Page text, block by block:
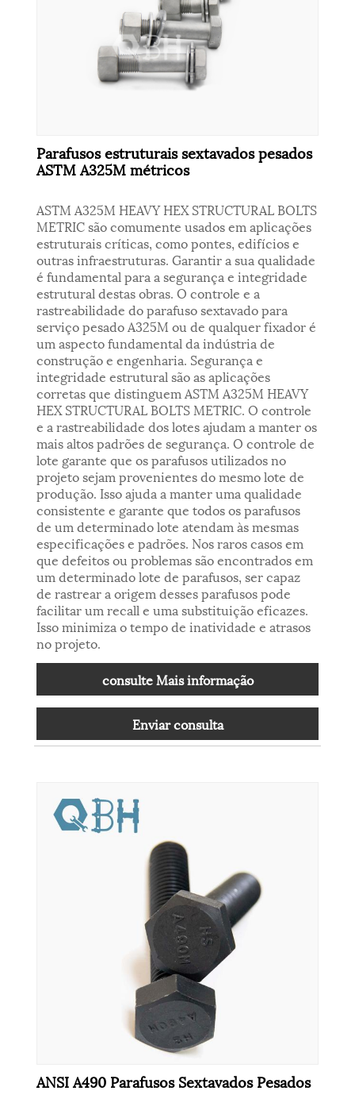
Parafusos estruturais sextavados pesados ​​
ASTM A325M métricos
ASTM A325M HEAVY HEX STRUCTURAL BOLTS
METRIC são comumente usados ​​em aplicações
estruturais críticas, como pontes, edifícios e
outras infraestruturas. Garantir a sua qualidade
é fundamental para a segurança e integridade
estrutural destas obras. O controle e a
rastreabilidade do parafuso sextavado para
serviço pesado A325M ou de qualquer fixador é
um aspecto fundamental da indústria de
construção e engenharia. Segurança e
integridade estrutural são as aplicações
corretas que distinguem ASTM A325M HEAVY
HEX STRUCTURAL BOLTS METRIC. O controle
e a rastreabilidade dos lotes ajudam a manter os
mais altos padrões de segurança. O controle de
lote garante que os parafusos utilizados no
projeto sejam provenientes do mesmo lote de
produção. Isso ajuda a manter uma qualidade
consistente e garante que todos os parafusos
de um determinado lote atendam às mesmas
especificações e padrões. Nos raros casos em
que defeitos ou problemas são encontrados em
um determinado lote de parafusos, ser capaz
de rastrear a origem desses parafusos pode
facilitar um recall e uma substituição eficazes.
Isso minimiza o tempo de inatividade e atrasos
no projeto.
consulte Mais informação
Enviar consulta
ANSI A490 Parafusos Sextavados Pesados